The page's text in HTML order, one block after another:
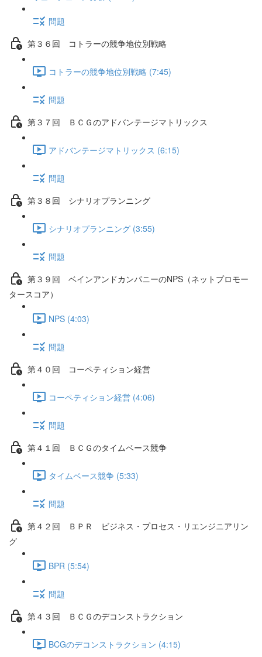
問題
第３６回 コトラーの競争地位別戦略
コトラーの競争地位別戦略 (7:45)
問題
第３７回 ＢＣＧのアドバンテージマトリックス
アドバンテージマトリックス (6:15)
問題
第３８回 シナリオプランニング
シナリオプランニング (3:55)
問題
第３９回 ベインアンドカンパニーのNPS（ネットプロモー
タースコア）
NPS (4:03)
問題
第４０回 コーペティション経営
コーペティション経営 (4:06)
問題
第４１回 ＢＣＧのタイムベース競争
タイムベース競争 (5:33)
問題
第４２回 ＢＰＲ ビジネス・プロセス・リエンジニアリン
グ
BPR (5:54)
問題
第４３回 ＢＣＧのデコンストラクション
BCGのデコンストラクション (4:15)